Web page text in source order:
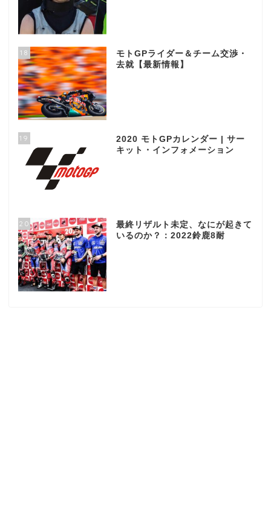
18
モトGPライダー＆チーム交渉・
去就【最新情報】
19
2020 モトGPカレンダー | サー
キット・インフォメーション
20
最終リザルト未定、なにが起きて
いるのか？：2022鈴鹿8耐